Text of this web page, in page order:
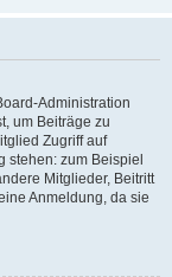
Administration
um Beiträge zu
Zugriff auf
stehen: zum Beispiel
Mitglieder, Beitritt
Anmeldung, da sie